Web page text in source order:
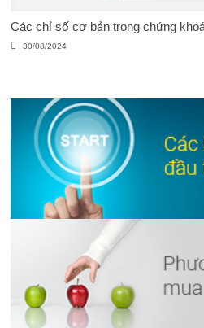
Các chỉ số cơ bản trong chứng
30/08/2024